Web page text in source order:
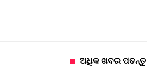
ଅଧିକ ଖବର ପଢନ୍ତୁ